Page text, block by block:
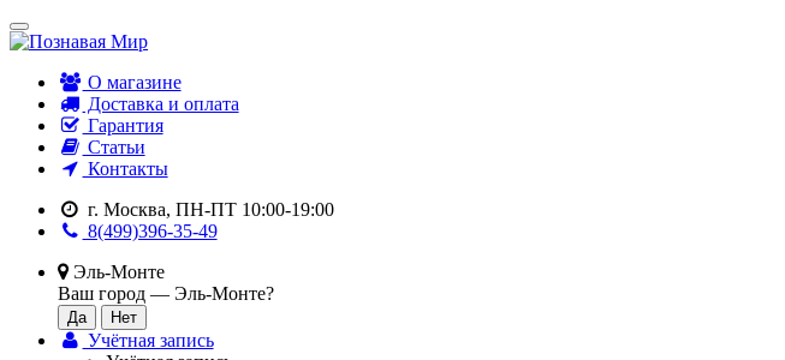
О магазине
Доставка и оплата
Гарантия
Статьи
Контакты
г. Москва, ПН-ПТ 10:00-19:00
8(499)396-35-49
Эль-Монте
Ваш город — Эль-Монте?
Учётная запись